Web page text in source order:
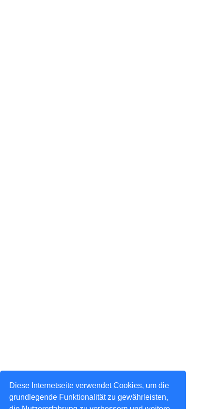
Diese Internetseite verwendet Cookies, um die
grundlegende Funktionalität zu gewährleisten,